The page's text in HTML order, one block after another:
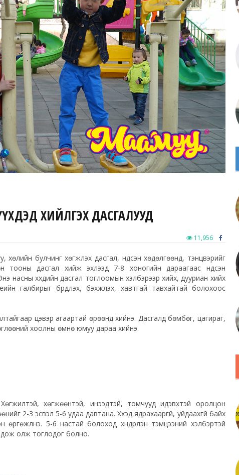
ХИЙЛГЭХ ДАСГАЛУУД
11,956
булчинг хөгжүүлэх дасгал, үндсэн хөдөлгөөнүүд, тэнцвэрийг
тооны дасгал хийж эхлээд 7-8 хоногийн дараагаас үндсэн
насны хүүхдийн дасгал тоглоомын хэлбэрээр хийх, дууриан хийх
галбирыг бүрдүүлэх, бэхжүүлэх, хавтгай тавхайтай болохоос
цэвэр агаартай өрөөнд хийнэ. Дасгалд бөмбөг, цагираг,
хоолны өмнө юмуу дараа хийнэ.
хөгжөөнтэй, инээдтэй, томчууд идэвхтэй оролцон
2-3 эсвэл 5-6 удаа давтана. Хүүхэд ядрахааргүй, уйдаахгүй байх
5-6 настай болоход хүндрүүлэн тэмцээний хэлбэртэй
олж тоглодог болно.